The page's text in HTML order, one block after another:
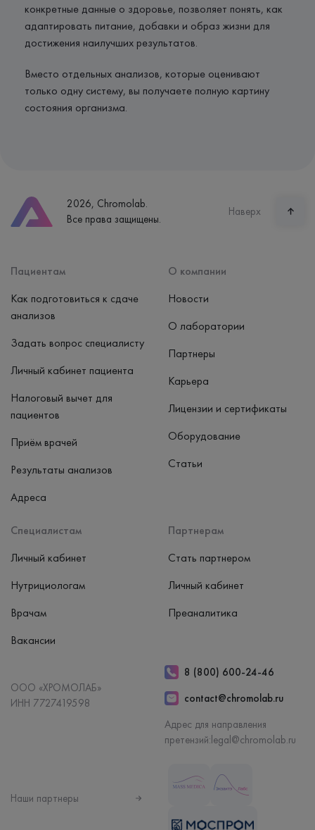
конкретные данные о здоровье, позволяет понять, как
адаптировать питание, добавки и образ жизни для
достижения наилучших результатов.
Вместо отдельных анализов, которые оценивают
только одну систему, вы получаете полную картину
состояния организма.
2026, Chromolab.
Все права защищены.
Наверх
Пациентам
Как подготовиться к сдаче
анализов
Задать вопрос специалисту
Личный кабинет пациента
Налоговый вычет для
пациентов
Приём врачей
Результаты анализов
Адреса
Специалистам
Личный кабинет
Нутрициологам
Врачам
Вакансии
Партнерам
Стать партнером
Личный кабинет
Преаналитика
О компании
Новости
О лаборатории
Партнеры
Карьера
Лицензии и сертификаты
Оборудование
Статьи
ООО «ХРОМОЛАБ»
ИНН 7727419598
8 (800) 600-24-46
contact@chromolab.ru
Адрес для направления
претензий:legal@chromolab.ru
Наши партнеры